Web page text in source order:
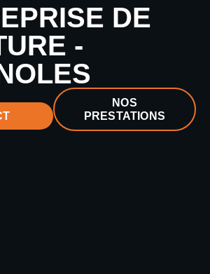
DE
-
NOS
PRESTATIONS